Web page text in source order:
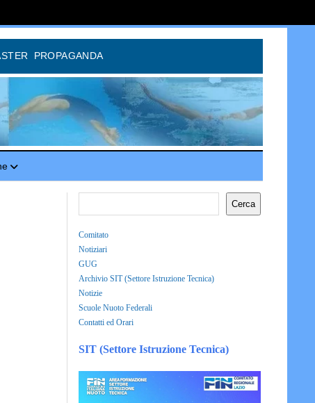
PROPAGANDA
Cerca
Comitato
Notiziari
GUG
Archivio SIT (Settore Istruzione Tecnica)
Notizie
Scuole Nuoto Federali
Contatti ed Orari
SIT (Settore Istruzione Tecnica)